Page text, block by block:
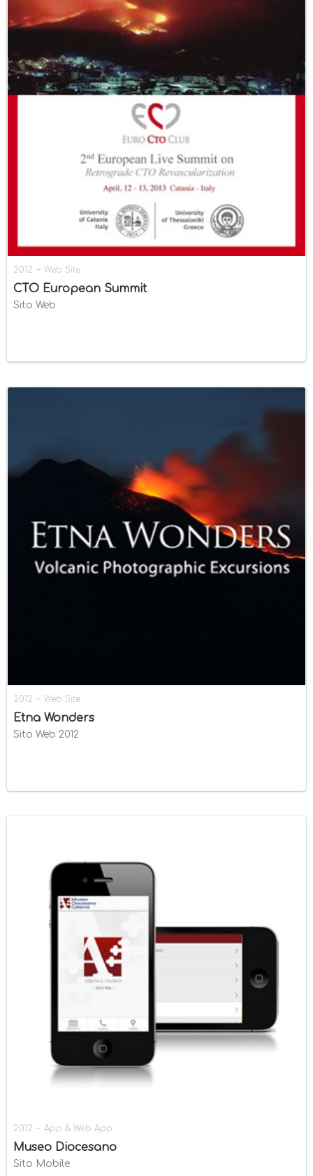
2012 - Web Site
CTO European Summit
Sito Web
2012 - Web Site
Etna Wonders
Sito Web 2012
2012 - App & Web App
Museo Diocesano
Sito Mobile